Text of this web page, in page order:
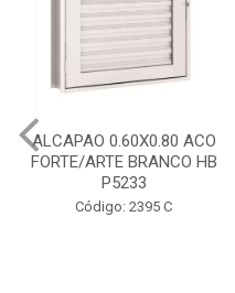
PORTA CANELADA 85X2.15
DIR HB ACO ARTE 1490
Código: 2314